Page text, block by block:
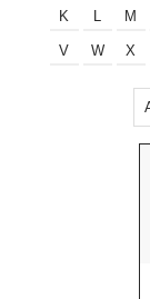
K L M
V W X